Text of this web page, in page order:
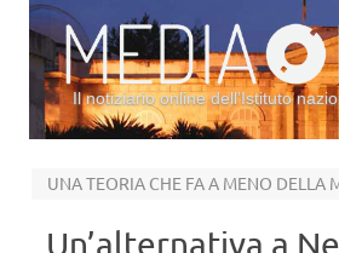
Il notiziario online dell’Istituto
Un’alternativa a